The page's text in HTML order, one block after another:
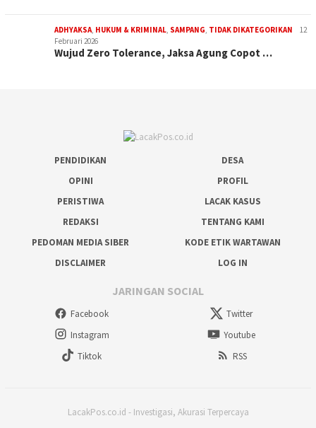
ADHYAKSA, HUKUM & KRIMINAL, SAMPANG, TIDAK DIKATEGORIKAN
12
Februari 2026
Wujud Zero Tolerance, Jaksa Agung Copot …
PENDIDIKAN
DESA
OPINI
PROFIL
PERISTIWA
LACAK KASUS
REDAKSI
TENTANG KAMI
PEDOMAN MEDIA SIBER
KODE ETIK WARTAWAN
DISCLAIMER
LOG IN
JARINGAN SOCIAL
Facebook
Twitter
Instagram
Youtube
Tiktok
RSS
LacakPos.co.id - Investigasi, Akurasi Terpercaya